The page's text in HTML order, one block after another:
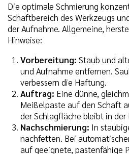
Die optimale Schmierung
Schaftbereich des Werkzeugs
der Aufnahme. Allgemeine,
Hinweise:
Vorbereitung: Staub und
und Aufnahme entfernen.
verbessern die Haftung.
Auftrag: Eine dünne,
Meißelpaste auf den Schaft
der Schlagfläche bleibt in der
Nachschmierung: In
nachfetten. Bei
auf geeignete, pastenfähige